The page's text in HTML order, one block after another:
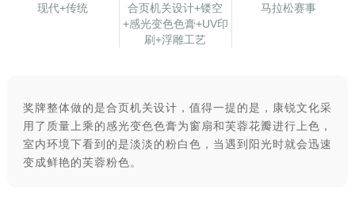
现代+传统
合页机关设计+镂空
+感光变色色膏+UV印
刷+浮雕工艺
马拉松赛事
奖牌整体做的是合页机关设计，值得一提的是，康锐文化采
用了质量上乘的感光变色色膏为窗扇和芙蓉花瓣进行上色，
室内环境下看到的是淡淡的粉白色，当遇到阳光时就会迅速
变成鲜艳的芙蓉粉色。